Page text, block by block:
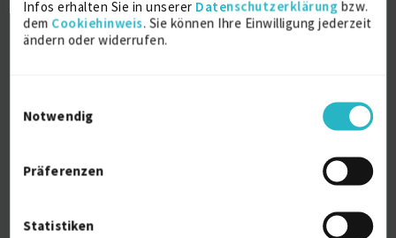
Infos erhalten Sie in unserer Datenschutzerklärung bzw.
dem Cookiehinweis. Sie können Ihre Einwilligung jederzeit
ändern oder widerrufen.
Notwendig
Präferenzen
Statistiken
IT & Entwicklung
Details anzeigen
und Betriebsverfassungsrecht
2018